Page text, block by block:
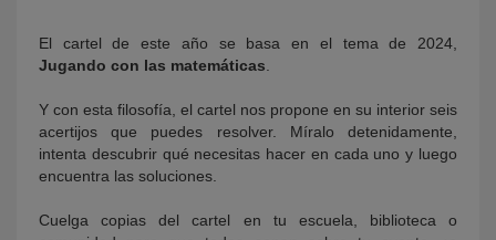
El cartel de este año se basa en el tema de 2024,
Jugando con las matemáticas
Y con esta filosofía, el cartel nos propone en su interior seis
acertijos que puedes resolver. Míralo detenidamente,
intenta descubrir qué necesitas hacer en cada uno y luego
encuentra las soluciones.
Cuelga copias del cartel en tu escuela, biblioteca o